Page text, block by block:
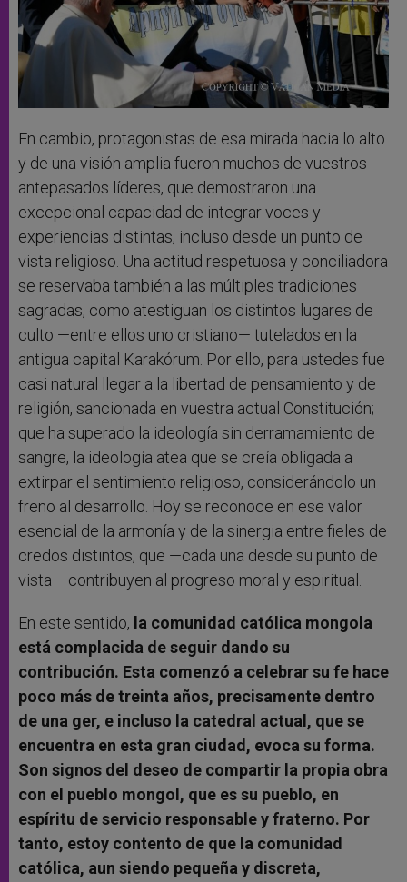
En cambio, protagonistas de esa mirada hacia lo alto
y de una visión amplia fueron muchos de vuestros
antepasados líderes, que demostraron una
excepcional capacidad de integrar voces y
experiencias distintas, incluso desde un punto de
vista religioso. Una actitud respetuosa y conciliadora
se reservaba también a las múltiples tradiciones
sagradas, como atestiguan los distintos lugares de
culto —entre ellos uno cristiano— tutelados en la
antigua capital Karakórum. Por ello, para ustedes fue
casi natural llegar a la libertad de pensamiento y de
religión, sancionada en vuestra actual Constitución;
que ha superado la ideología sin derramamiento de
sangre, la ideología atea que se creía obligada a
extirpar el sentimiento religioso, considerándolo un
freno al desarrollo. Hoy se reconoce en ese valor
esencial de la armonía y de la sinergia entre fieles de
credos distintos, que —cada una desde su punto de
vista— contribuyen al progreso moral y espiritual.
En este sentido, la comunidad católica mongola
está complacida de seguir dando su
contribución. Esta comenzó a celebrar su fe hace
poco más de treinta años, precisamente dentro
de una ger, e incluso la catedral actual, que se
encuentra en esta gran ciudad, evoca su forma.
Son signos del deseo de compartir la propia obra
con el pueblo mongol, que es su pueblo, en
espíritu de servicio responsable y fraterno. Por
tanto, estoy contento de que la comunidad
católica, aun siendo pequeña y discreta,